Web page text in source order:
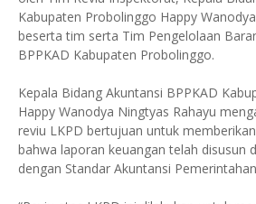
Kabupaten Probolinggo Happy
beserta tim serta Tim Pengelolaan
BPPKAD Kabupaten Probolinggo.
Kepala Bidang Akuntansi BPPKAD
Happy Wanodya Ningtyas Rahayu
reviu LKPD bertujuan untuk
bahwa laporan keuangan telah disusun
dengan Standar Akuntansi